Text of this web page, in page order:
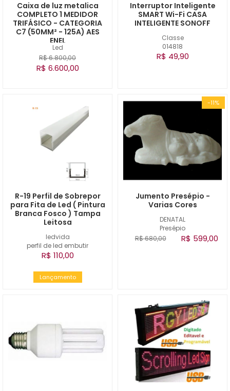
Led
Caixa de luz metalica
COMPLETO 1 MEDIDOR
TRIFÁSICO - CATEGORIA
C7 (50MM² - 125A) AES
ENEL
R$ 6.800,00
R$ 6.600,00
Classe
014818
Interruptor Inteligente
SMART Wi-Fi CASA
INTELIGENTE SONOFF
R$ 49,90
ledvida
perfil de led embutir
R-19 Perfil de Sobrepor
para Fita de Led ( Pintura
Branca Fosco ) Tampa
Leitosa
R$ 110,00
Lançamento
-11%
DENATAL
Presépio
Jumento Presépio -
Varias Cores
R$ 680,00 R$ 599,00